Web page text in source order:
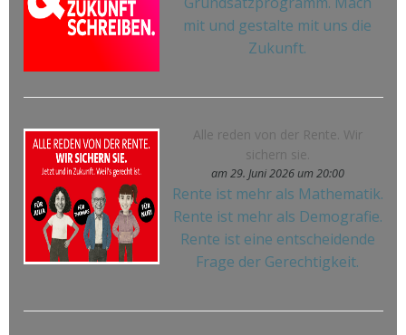
mit und gestalte mit uns die
Zukunft.
Alle reden von der Rente. Wir
sichern sie.
am 29. Juni 2026 um 20:00
Rente ist mehr als Mathematik.
Rente ist mehr als Demografie.
Rente ist eine entscheidende
Frage der Gerechtigkeit.